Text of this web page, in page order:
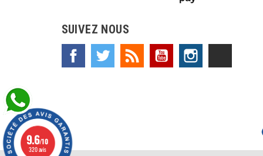
SUIVEZ NOUS
Facebook Twitter Rss YouTube
9.6/10
320 avis